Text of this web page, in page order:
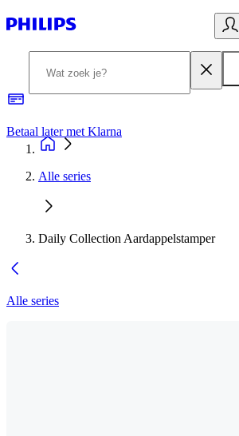
Betaal later met Klarna
Alle series
Daily Collection Aardappelstamper
Alle series